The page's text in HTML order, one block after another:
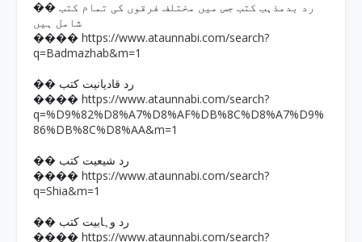
�� رد بدمذہب کتب جس میں مختلف فرقوں کی تمام کتب
شامل ہیں
���� https://www.ataunnabi.com/search?
q=Badmazhab&m=1
�� رد قادیانیت کتب
���� https://www.ataunnabi.com/search?
q=%D9%82%D8%A7%D8%AF%DB%8C%D8%A7%D9%
86%DB%8C%D8%AA&m=1
�� رد شیعیت کتب
���� https://www.ataunnabi.com/search?
q=Shia&m=1
�� رد وہابیت کتب
���� https://www.ataunnabi.com/search?